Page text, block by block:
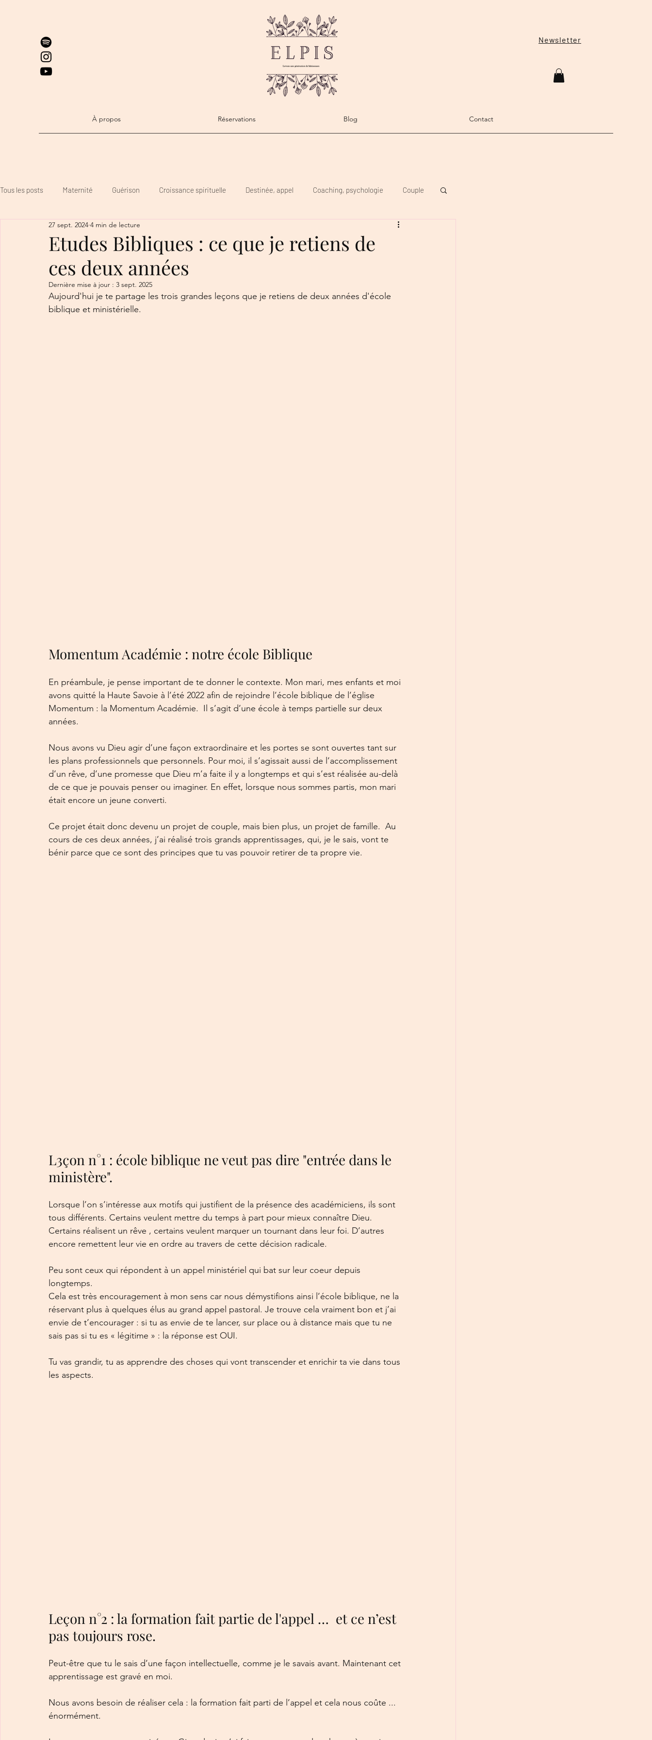
Newsletter
À propos Réservations Blog Contact
Tous les posts Maternité Guérison Croissance spirituelle Destinée, appel Coaching, psychologie Couple
Etudes Bibliques : ce que je retiens de
ces deux années
27 sept. 2024 4 min de lecture
Dernière mise à jour : 3 sept. 2025
Aujourd'hui je te partage les trois grandes leçons que je retiens de deux années d'école
biblique et ministérielle.
Momentum Académie : notre école Biblique
En préambule, je pense important de te donner le contexte. Mon mari, mes enfants et moi
avons quitté la Haute Savoie à l’été 2022 afin de rejoindre l’école biblique de l’église
Momentum : la Momentum Académie.  Il s’agit d’une école à temps partielle sur deux
années.
Nous avons vu Dieu agir d’une façon extraordinaire et les portes se sont ouvertes tant sur
les plans professionnels que personnels. Pour moi, il s’agissait aussi de l’accomplissement
d’un rêve, d’une promesse que Dieu m’a faite il y a longtemps et qui s’est réalisée au-delà
de ce que je pouvais penser ou imaginer. En effet, lorsque nous sommes partis, mon mari
était encore un jeune converti.
Ce projet était donc devenu un projet de couple, mais bien plus, un projet de famille.  Au
cours de ces deux années, j’ai réalisé trois grands apprentissages, qui, je le sais, vont te
bénir parce que ce sont des principes que tu vas pouvoir retirer de ta propre vie.
L3çon n°1 : école biblique ne veut pas dire "entrée dans le
ministère".
Lorsque l’on s’intéresse aux motifs qui justifient de la présence des académiciens, ils sont
tous différents. Certains veulent mettre du temps à part pour mieux connaître Dieu.
Certains réalisent un rêve , certains veulent marquer un tournant dans leur foi. D’autres
encore remettent leur vie en ordre au travers de cette décision radicale.
Peu sont ceux qui répondent à un appel ministériel qui bat sur leur coeur depuis
longtemps.
Cela est très encouragement à mon sens car nous démystifions ainsi l’école biblique, ne la
réservant plus à quelques élus au grand appel pastoral. Je trouve cela vraiment bon et j’ai
envie de t’encourager : si tu as envie de te lancer, sur place ou à distance mais que tu ne
sais pas si tu es « légitime » : la réponse est OUI.
Tu vas grandir, tu as apprendre des choses qui vont transcender et enrichir ta vie dans tous
les aspects.
Leçon n°2 : la formation fait partie de l'appel …  et ce n’est
pas toujours rose.
Peut-être que tu le sais d’une façon intellectuelle, comme je le savais avant. Maintenant cet
apprentissage est gravé en moi.
Nous avons besoin de réaliser cela : la formation fait parti de l’appel et cela nous coûte ...
énormément.